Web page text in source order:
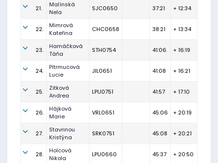
21.
Malínská
Nela
SJC0650 37:21 + 12:34
22.
Mimrová
Kateřina
CHC0658 38:21 + 13:34
23.
Hamáčková
Táňa
STH0754 41:06 + 16:19
24.
Pitrmucová
Lucie
JIL0651 41:08 + 16:21
25.
Zitková
Andrea
LPU0751 41:57 + 17:10
26.
Hájková
Marie
VRL0651 45:06 + 20:19
27.
Stavrinou
Kristýna
SRK0751 45:08 + 20:21
28.
Holcová
Nikola
LPU0660 45:37 + 20:50